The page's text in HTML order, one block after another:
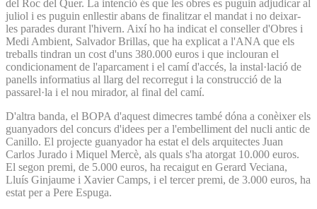
del Roc del Quer. La intenció és que les obres es puguin adjudicar al
juliol i es puguin enllestir abans de finalitzar el mandat i no deixar-
les parades durant l'hivern. Així ho ha indicat el conseller d'Obres i
Medi Ambient, Salvador Brillas, que ha explicat a l'ANA que els
treballs tindran un cost d'uns 380.000 euros i que inclouran el
condicionament de l'aparcament i el camí d'accés, la instal·lació de
panells informatius al llarg del recorregut i la construcció de la
passarel·la i el nou mirador, al final del camí.
D'altra banda, el BOPA d'aquest dimecres també dóna a conèixer els
guanyadors del concurs d'idees per a l'embelliment del nucli antic de
Canillo. El projecte guanyador ha estat el dels arquitectes Juan
Carlos Jurado i Miquel Mercè, als quals s'ha atorgat 10.000 euros.
El segon premi, de 5.000 euros, ha recaigut en Gerard Veciana,
Lluís Ginjaume i Xavier Camps, i el tercer premi, de 3.000 euros, ha
estat per a Pere Espuga.